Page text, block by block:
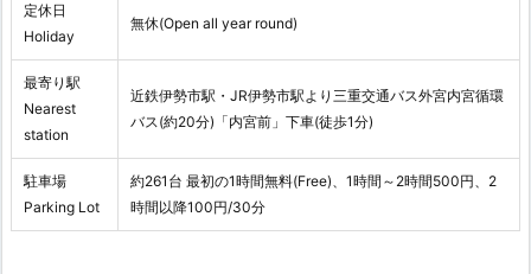
定休日
Holiday
無休(Open all year round)
最寄り駅
Nearest
station
近鉄伊勢市駅・JR伊勢市駅より三重交通バス外宮内宮循環
バス(約20分)「内宮前」下車(徒歩1分)
駐車場
Parking Lot
約261台 最初の1時間無料(Free)、1時間～2時間500円、2
時間以降100円/30分